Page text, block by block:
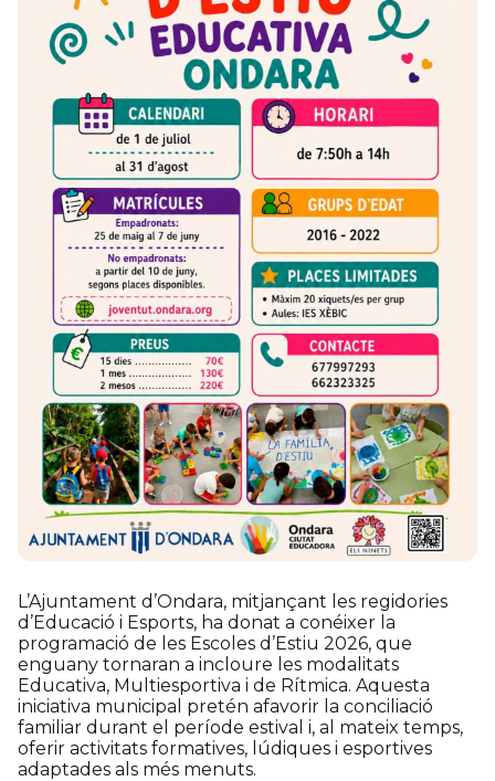
L’Ajuntament d’Ondara, mitjançant les regidories
d’Educació i Esports, ha donat a conéixer la
programació de les Escoles d’Estiu 2026, que
enguany tornaran a incloure les modalitats
Educativa, Multiesportiva i de Rítmica. Aquesta
iniciativa municipal pretén afavorir la conciliació
familiar durant el període estival i, al mateix temps,
oferir activitats formatives, lúdiques i esportives
adaptades als més menuts.